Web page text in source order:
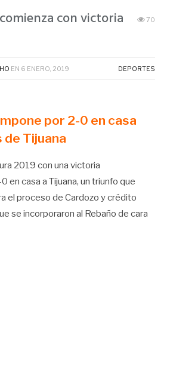
con victoria
70
EN 6 ENERO, 2019 DEPORTES
por 2-0 en casa
de Tijuana
2019 con una victoria
en casa a Tijuana, un triunfo que
el proceso de Cardozo y crédito
se incorporaron al Rebaño de cara